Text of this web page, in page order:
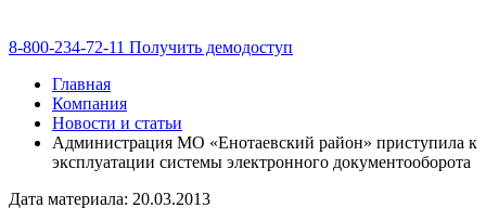
8-800-234-72-11 Получить демодоступ
Главная
Компания
Новости и статьи
Администрация МО «Енотаевский район» приступила к
эксплуатации системы электронного документооборота
Дата материала: 20.03.2013